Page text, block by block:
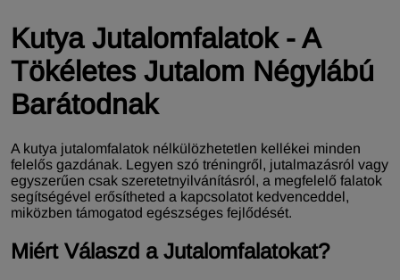
Kutya Jutalomfalatok - A
Tökéletes Jutalom Négylábú
Barátodnak
A kutya jutalomfalatok nélkülözhetetlen kellékei minden
felelős gazdának. Legyen szó tréningről, jutalmazásról vagy
egyszerűen csak szeretetnyilvánításról, a megfelelő falatok
segítségével erősítheted a kapcsolatot kedvenceddel,
miközben támogatod egészséges fejlődését.
Miért Válaszd a Jutalomfalatokat?